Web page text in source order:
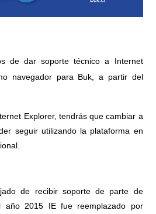
de dar soporte técnico a Internet
navegador para Buk, a partir del
Explorer, tendrás que cambiar a
seguir utilizando la plataforma en
de recibir soporte de parte de
año 2015 IE fue reemplazado por